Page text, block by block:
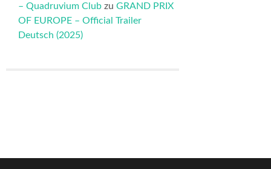
– Quadruvium Club zu GRAND PRIX
OF EUROPE – Official Trailer
Deutsch (2025)